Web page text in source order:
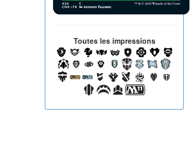
Toutes les impressions